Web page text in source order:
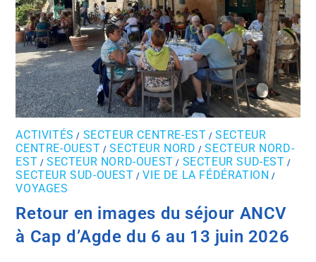
ACTIVITÉS / SECTEUR CENTRE-EST /SECTEUR
CENTRE-OUEST /SECTEUR NORD /SECTEUR NORD-
EST /SECTEUR NORD-OUEST / SECTEUR SUD-EST /
SECTEUR SUD-OUEST / VIE DE LA FÉDÉRATION /
VOYAGES
Retour en images du séjour ANCV
à Cap d’Agde du 6 au 13 juin 2026